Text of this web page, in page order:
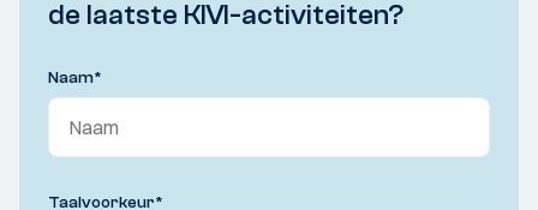
de laatste KIVI-activiteiten?
Naam*
Taalvoorkeur*